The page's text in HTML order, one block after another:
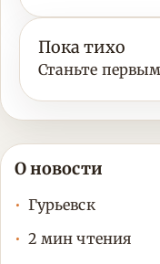
Пока тихо
Станьте
О новости
Гурьевск
2 мин чтения